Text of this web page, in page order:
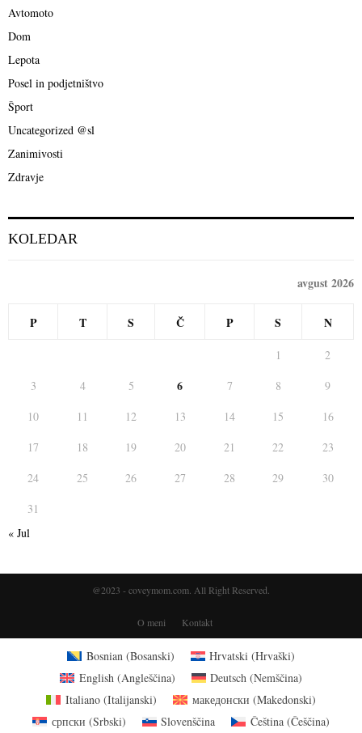
o
:
Avtomoto
Dom
Lepota
Posel in podjetništvo
Šport
Uncategorized @sl
Zanimivosti
Zdravje
KOLEDAR
avgust 2026
P T S Č P S N
1
2
3
4 5 6 7 8
9
10
11 12 13 14 15
16
17
18 19 20 21 22
23
24
25 26 27 28 29
30
31
« Jul
@2023 - coveymom.com. All Right Reserved.
O meni Kontakt
Bosnian(Bosanski) Hrvatski (Hrvaški)
English(Angleščina) Deutsch (Nemščina)
Italiano (Italijanski) македонски (Makedonski)
српски (Srbski) Slovenščina Čeština(Češčina)